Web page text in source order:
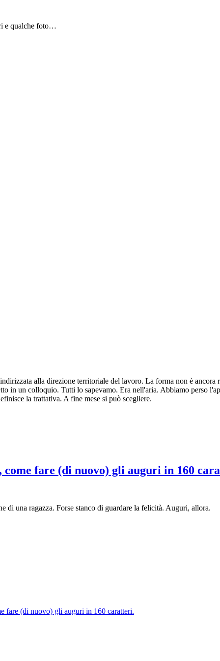
e qualche foto…
alla direzione territoriale del lavoro. La forma non è
in un colloquio. Tutti lo sapevamo. Era nell'aria. Abbiamo perso
la trattativa. A fine mese si può scegliere.
come fare (di nuovo) gli auguri in 160
una ragazza. Forse stanco di guardare la felicità. Auguri, allora.
fare (di nuovo) gli auguri in 160 caratteri.